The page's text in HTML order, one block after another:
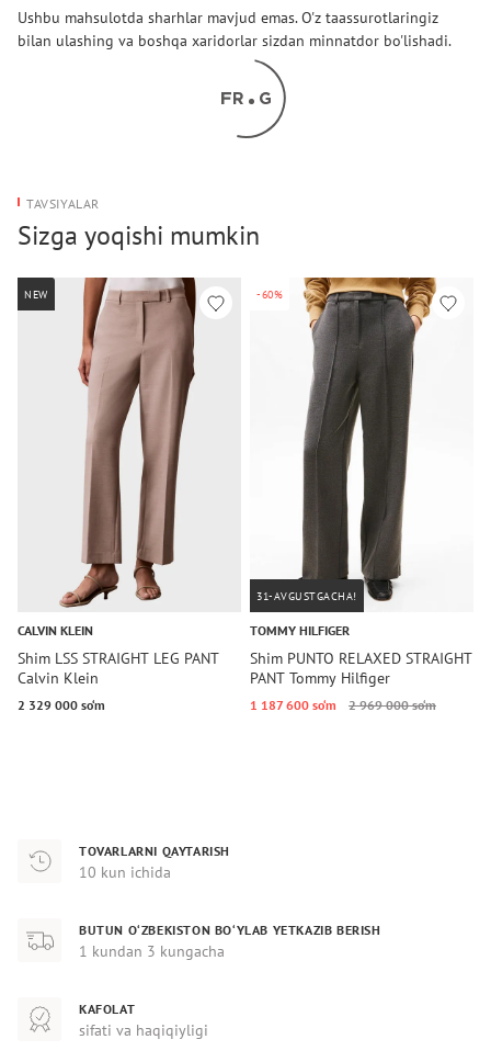
Ushbu mahsulotda sharhlar mavjud emas. O'z taassurotlaringiz
bilan ulashing va boshqa xaridorlar sizdan minnatdor bo'lishadi.
TAVSIYALAR
Sizga yoqishi mumkin
NEW
CALVIN KLEIN
Shim LSS STRAIGHT LEG PANT
Calvin Klein
2 329 000 so‘m
-60%
31-AVGUSTGACHA!
TOMMY HILFIGER
Shim PUNTO RELAXED STRAIGHT
PANT Tommy Hilfiger
1 187 600 so‘m 2 969 000 so‘m
TOVARLARNI QAYTARISH
10 kun ichida
BUTUN O‘ZBEKISTON BO‘YLAB YETKAZIB BERISH
1 kundan 3 kungacha
KAFOLAT
sifati va haqiqiyligi